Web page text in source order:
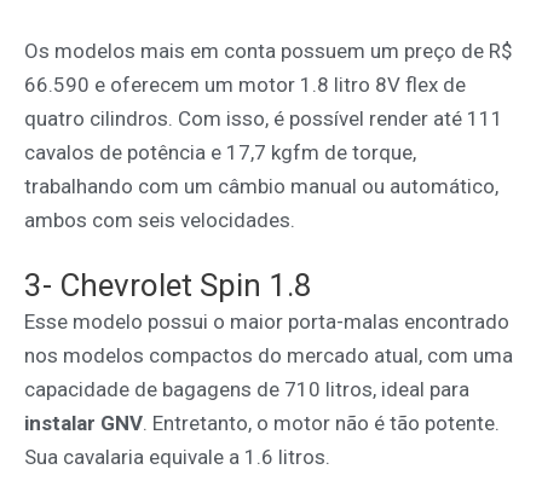
Os modelos mais em conta possuem um preço de R$
66.590 e oferecem um motor 1.8 litro 8V flex de
quatro cilindros. Com isso, é possível render até 111
cavalos de potência e 17,7 kgfm de torque,
trabalhando com um câmbio manual ou automático,
ambos com seis velocidades.
3- Chevrolet Spin 1.8
Esse modelo possui o maior porta-malas encontrado
nos modelos compactos do mercado atual, com uma
capacidade de bagagens de 710 litros, ideal para
instalar GNV. Entretanto, o motor não é tão potente.
Sua cavalaria equivale a 1.6 litros.